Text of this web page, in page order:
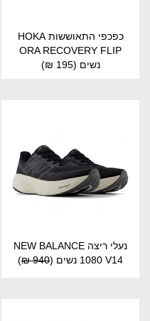
כפכפי התאוששות HOKA
ORA RECOVERY FLIP
נשים (195 ₪)
נעלי ריצה NEW BALANCE
1080 V14 נשים
(
940 ₪
)